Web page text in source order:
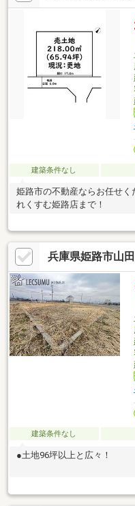
建築条件なし
姫路市の不動産ならお任せく
れくすむ姫路店まで！
兵庫県姫路市山
建築条件なし
●土地96坪以上と広々！